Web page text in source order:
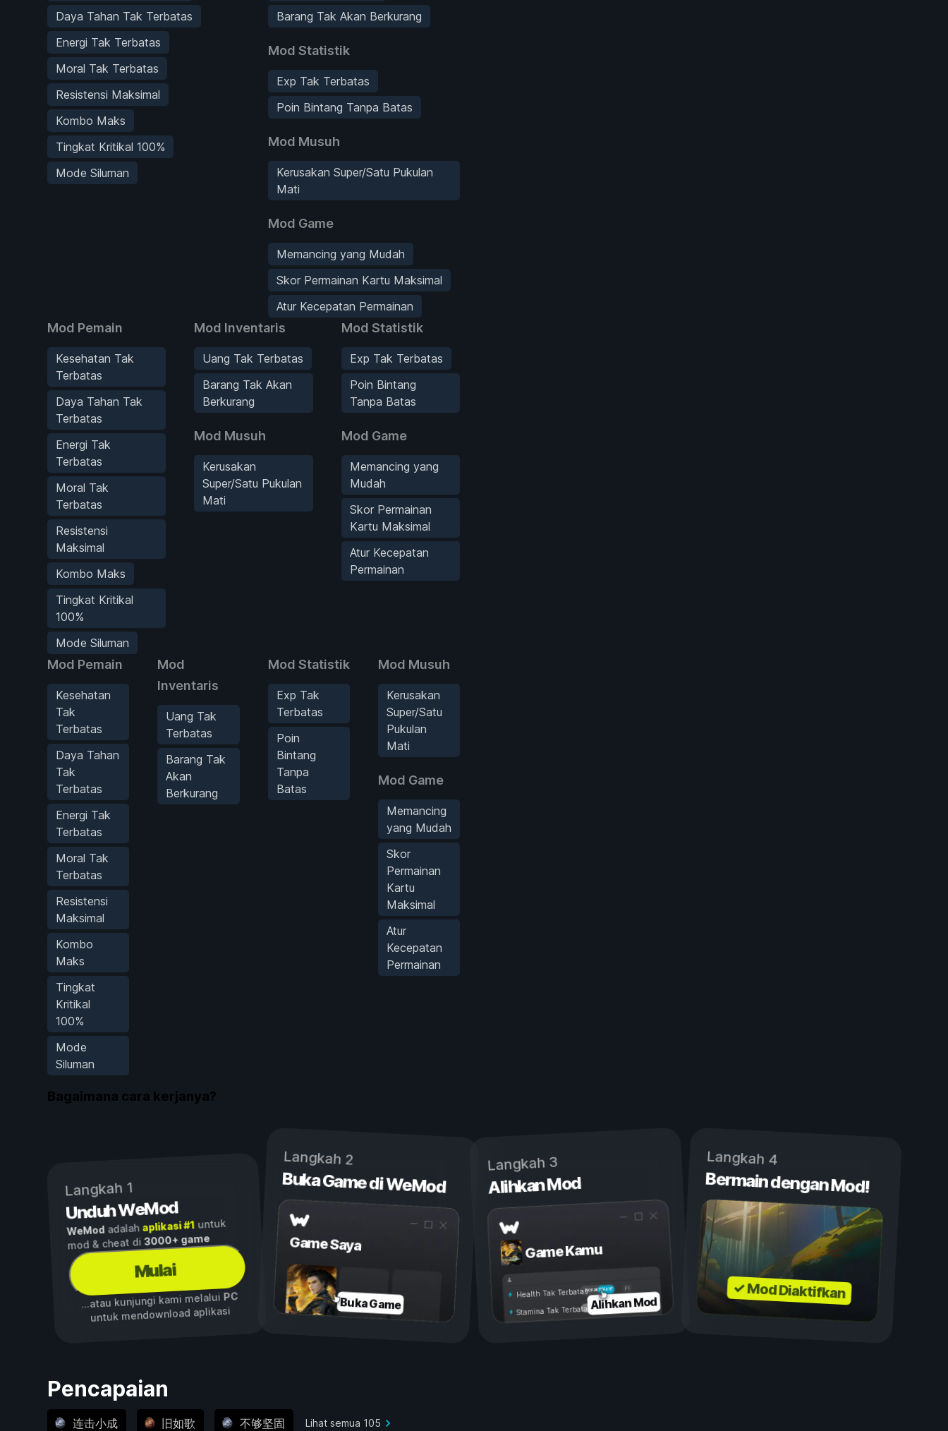
Daya Tahan Tak Terbatas
Energi Tak Terbatas
Moral Tak Terbatas
Resistensi Maksimal
Kombo Maks
Tingkat Kritikal 100%
Mode Siluman
Barang Tak Akan Berkurang
Mod Statistik
Exp Tak Terbatas
Poin Bintang Tanpa Batas
Mod Musuh
Kerusakan Super/Satu Pukulan
Mati
Mod Game
Memancing yang Mudah
Skor Permainan Kartu Maksimal
Atur Kecepatan Permainan
Mod Pemain
Kesehatan Tak
Terbatas
Daya Tahan Tak
Terbatas
Energi Tak
Terbatas
Moral Tak
Terbatas
Resistensi
Maksimal
Kombo Maks
Tingkat Kritikal
100%
Mode Siluman
Mod Inventaris
Uang Tak Terbatas
Barang Tak Akan
Berkurang
Mod Musuh
Kerusakan
Super/Satu Pukulan
Mati
Mod Statistik
Exp Tak Terbatas
Poin Bintang
Tanpa Batas
Mod Game
Memancing yang
Mudah
Skor Permainan
Kartu Maksimal
Atur Kecepatan
Permainan
Mod Pemain
Kesehatan
Tak
Terbatas
Daya Tahan
Tak
Terbatas
Energi Tak
Terbatas
Moral Tak
Terbatas
Resistensi
Maksimal
Kombo
Maks
Tingkat
Kritikal
100%
Mode
Siluman
Mod
Inventaris
Uang Tak
Terbatas
Barang Tak
Akan
Berkurang
Mod Statistik
Exp Tak
Terbatas
Poin
Bintang
Tanpa
Batas
Mod Musuh
Kerusakan
Super/Satu
Pukulan
Mati
Mod Game
Memancing
yang Mudah
Skor
Permainan
Kartu
Maksimal
Atur
Kecepatan
Permainan
Bagaimana cara kerjanya?
Langkah 1
Unduh WeMod
WeMod adalah aplikasi #1untuk
mod & cheat di3000+ game
Mulai
...atau kunjungi kami melalui PC
untuk mendownload aplikasi
Langkah 2
Buka Game di WeMod
Game Saya
Buka Game
Langkah 3
Alihkan Mod
Game Kamu
Aktif
Nonaktif
Health Tak Terbatas
Stamina Tak TerbatasAlihkan Mod
Langkah 4
Bermain dengan Mod!
✓ Mod Diaktifkan
Pencapaian
连击小成 旧如歌 不够坚固 Lihat semua 105